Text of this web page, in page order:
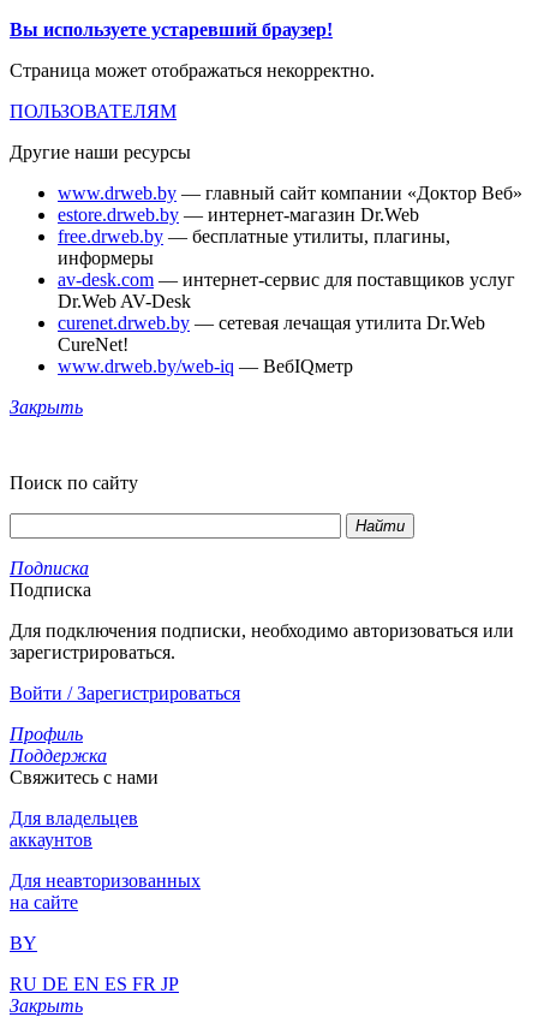
Вы используете устаревший браузер!
Страница может отображаться некорректно.
ПОЛЬЗОВАТЕЛЯМ
Другие наши ресурсы
www.drweb.by — главный сайт компании «Доктор Веб»
estore.drweb.by — интернет-магазин Dr.Web
free.drweb.by — бесплатные утилиты, плагины,
информеры
av-desk.com — интернет-сервис для поставщиков услуг
Dr.Web AV-Desk
curenet.drweb.by — сетевая лечащая утилита Dr.Web
CureNet!
www.drweb.by/web-iq — ВебIQметр
Закрыть
Поиск по сайту
Найти
Подписка
Подписка
Для подключения подписки, необходимо авторизоваться или
зарегистрироваться.
Войти / Зарегистрироваться
Профиль
Поддержка
Свяжитесь с нами
Для владельцев
аккаунтов
Для неавторизованных
на сайте
BY
RU DE EN ES FR JP
Закрыть